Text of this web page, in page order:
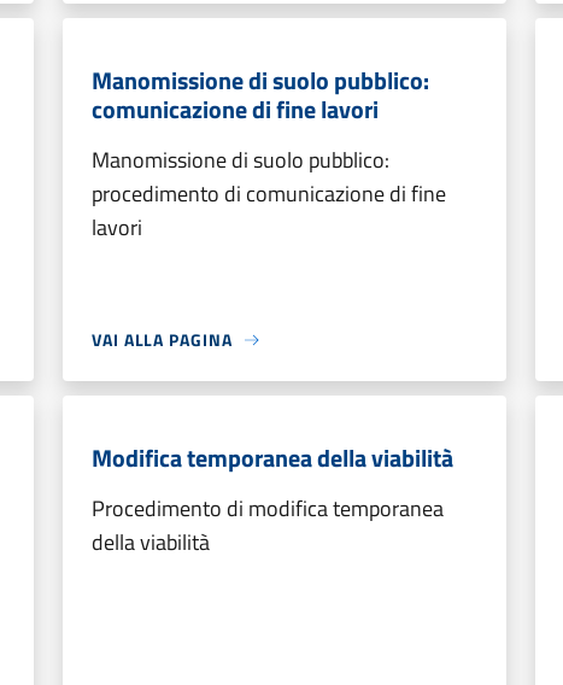
Manomissione di suolo pubblico:
comunicazione di fine lavori
Manomissione di suolo pubblico:
procedimento di comunicazione di fine
lavori
VAI ALLA PAGINA
Modifica temporanea della viabilità
Procedimento di modifica temporanea
della viabilità